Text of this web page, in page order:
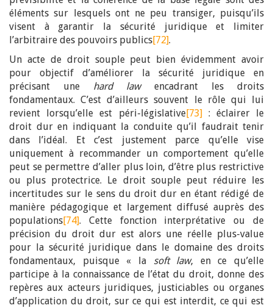
éléments sur lesquels ont ne peu transiger, puisqu’ils
visent à garantir la sécurité juridique et limiter
l’arbitraire des pouvoirs publics[72].
Un acte de droit souple peut bien évidemment avoir
pour objectif d’améliorer la sécurité juridique en
précisant une hard lawencadrant les droits
fondamentaux. C’est d’ailleurs souvent le rôle qui lui
revient lorsqu’elle est péri-législative[73] : éclairer le
droit dur en indiquant la conduite qu’il faudrait tenir
dans l’idéal. Et c’est justement parce qu’elle vise
uniquement à recommander un comportement qu’elle
peut se permettre d’aller plus loin, d’être plus restrictive
ou plus protectrice. Le droit souple peut réduire les
incertitudes sur le sens du droit dur en étant rédigé de
manière pédagogique et largement diffusé auprès des
populations[74]. Cette fonction interprétative ou de
précision du droit dur est alors une réelle plus-value
pour la sécurité juridique dans le domaine des droits
fondamentaux, puisque « la soft law, en ce qu’elle
participe à la connaissance de l’état du droit, donne des
repères aux acteurs juridiques, justiciables ou organes
d’application du droit, sur ce qui est interdit, ce qui est